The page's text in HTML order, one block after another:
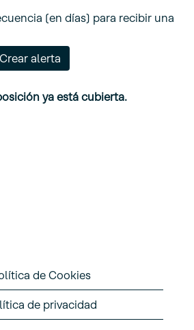
(en días) para recibir una
alerta
ya está cubierta.
de Cookies
de privacidad